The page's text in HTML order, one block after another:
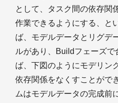
として、タスク間の依存関
作業できるようにする、と
ば、モデルデータとリグデ
ルがあり、Buildフェーズ
ば、下図のようにモデリン
依存関係をなくすことがで
ムはモデルデータの完成前